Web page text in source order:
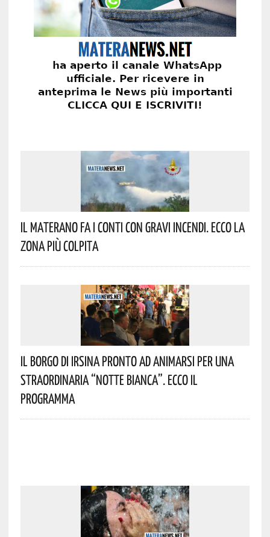
Il Materano Fa I Conti Con Gravi Incendi. Ecco La
Zona Più Colpita
Il Borgo Di Irsina Pronto Ad Animarsi Per Una
Straordinaria “Notte Bianca”. Ecco Il
Programma